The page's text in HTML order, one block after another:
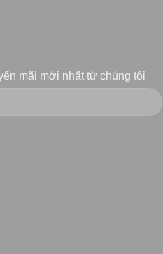
mãi mới nhất từ chúng tôi